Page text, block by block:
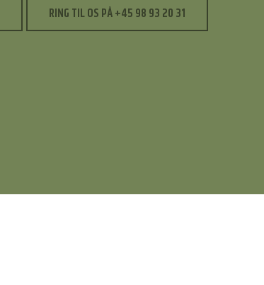
RING TIL OS PÅ +45 98 93 20 31